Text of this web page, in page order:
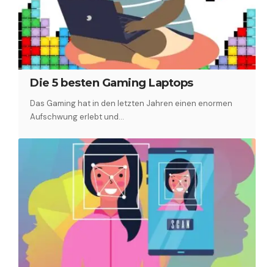
Die 5 besten Gaming Laptops
Das Gaming hat in den letzten Jahren einen enormen
Aufschwung erlebt und…